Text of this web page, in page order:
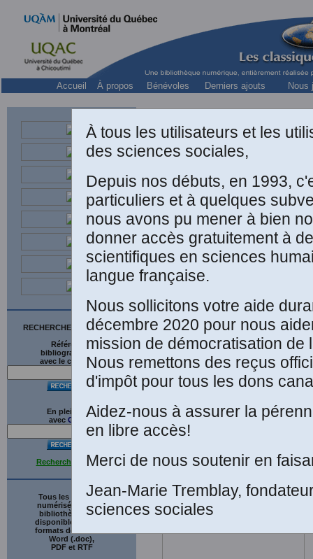
Accueil À propos Bénévoles Derniers ajouts Nous
RECHERCHE SUR LE SITE
Références
bibliographiques
avec le catalogue
En plein texte
avec G g e
Recherche avancée
Tous les ouvrages
numérisés de cette
bibliothèque sont
disponibles en trois
formats de fichiers :
Word (.doc),
PDF et RTF
Dr en
À tous les utilisateurs et les
des sciences sociales,
Depuis nos débuts, en 1993,
particuliers et à quelques
nous avons pu mener à bien
donner accès gratuitement à
scientifiques en sciences
langue française.
Nous sollicitons votre aide
décembre 2020 pour nous
mission de démocratisation de
Nous remettons des reçus
d'impôt pour tous les dons
Aidez-nous à assurer la
en libre accès!
Merci de nous soutenir en
Jean-Marie Tremblay,
sciences sociales